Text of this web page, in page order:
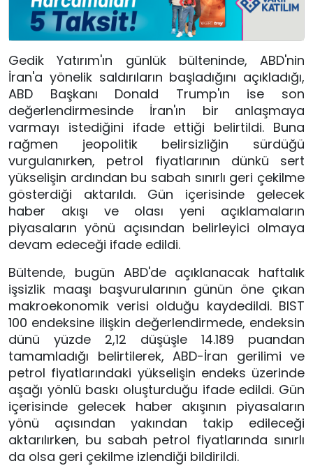
Gedik Yatırım'ın günlük bülteninde, ABD'nin
İran'a yönelik saldırıların başladığını açıkladığı,
ABD Başkanı Donald Trump'ın ise son
değerlendirmesinde İran'ın bir anlaşmaya
varmayı istediğini ifade ettiği belirtildi. Buna
rağmen jeopolitik belirsizliğin sürdüğü
vurgulanırken, petrol fiyatlarının dünkü sert
yükselişin ardından bu sabah sınırlı geri çekilme
gösterdiği aktarıldı. Gün içerisinde gelecek
haber akışı ve olası yeni açıklamaların
piyasaların yönü açısından belirleyici olmaya
devam edeceği ifade edildi.
Bültende, bugün ABD'de açıklanacak haftalık
işsizlik maaşı başvurularının günün öne çıkan
makroekonomik verisi olduğu kaydedildi. BIST
100 endeksine ilişkin değerlendirmede, endeksin
dünü yüzde 2,12 düşüşle 14.189 puandan
tamamladığı belirtilerek, ABD-İran gerilimi ve
petrol fiyatlarındaki yükselişin endeks üzerinde
aşağı yönlü baskı oluşturduğu ifade edildi. Gün
içerisinde gelecek haber akışının piyasaların
yönü açısından yakından takip edileceği
aktarılırken, bu sabah petrol fiyatlarında sınırlı
da olsa geri çekilme izlendiği bildirildi.